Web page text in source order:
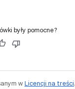
były pomocne?
wLicencji na treści